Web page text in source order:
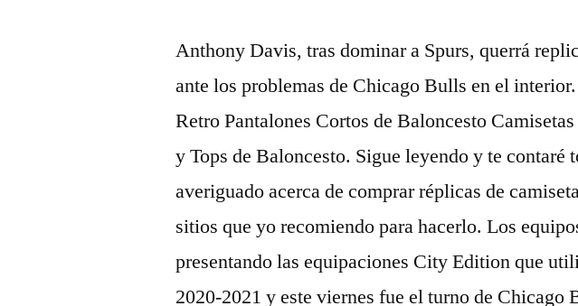
Anthony Davis, tras dominar a Spurs, querrá
ante los problemas de Chicago Bulls en el
Retro Pantalones Cortos de Baloncesto
y Tops de Baloncesto. Sigue leyendo y te contaré
averiguado acerca de comprar réplicas de
sitios que yo recomiendo para hacerlo. Los
presentando las equipaciones City Edition que
2020-2021 y este viernes fue el turno de Chicago